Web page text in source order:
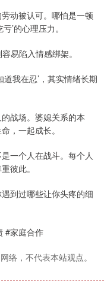
动被认可。哪怕是一顿
’的心理压力。
易陷入情感绑架。
我在忍’，其实情绪长期
战场。婆媳关系的本
，一起成长。
一个人在战斗。每个人
彼此。
到过哪些让你头疼的细
#家庭合作
络，不代表本站观点。